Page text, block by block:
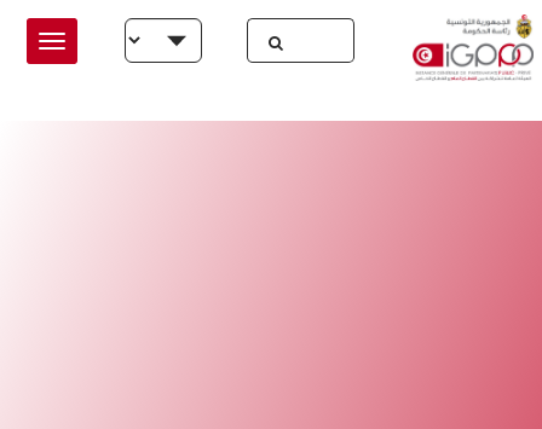
Skip to main content
Select your language